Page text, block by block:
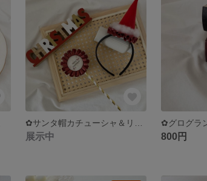
展示中 800円